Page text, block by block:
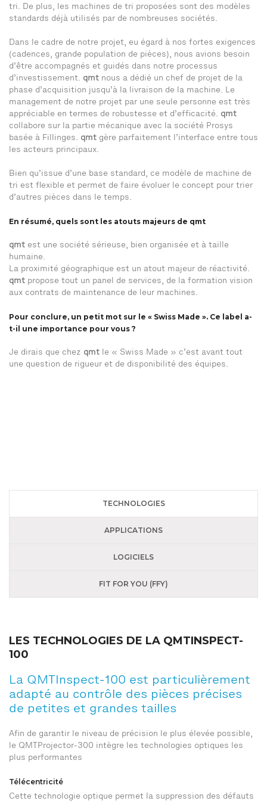
tri. De plus, les machines de tri proposées sont des modèles
standards déjà utilisés par de nombreuses sociétés.
Dans le cadre de notre projet, eu égard à nos fortes exigences
(cadences, grande population de pièces), nous avions besoin
d’être accompagnés et guidés dans notre processus
d’investissement. qmt nous a dédié un chef de projet de la
phase d’acquisition jusqu’à la livraison de la machine. Le
management de notre projet par une seule personne est très
appréciable en termes de robustesse et d’efficacité. qmt
collabore sur la partie mécanique avec la société Prosys
basée à Fillinges. qmt gère parfaitement l’interface entre tous
les acteurs principaux.
Bien qu’issue d’une base standard, ce modèle de machine de
tri est flexible et permet de faire évoluer le concept pour trier
d’autres pièces dans le temps.
En résumé, quels sont les atouts majeurs de qmt
qmt est une société sérieuse, bien organisée et à taille
humaine.
La proximité géographique est un atout majeur de réactivité.
qmt propose tout un panel de services, de la formation vision
aux contrats de maintenance de leur machines.
Pour conclure, un petit mot sur le « Swiss Made ». Ce label a-
t-il une importance pour vous ?
Je dirais que chez qmt
le « Swiss Made » c’est avant tout
une question de rigueur et de disponibilité des équipes.
TECHNOLOGIES
APPLICATIONS
LOGICIELS
FIT FOR YOU (FFY)
LES TECHNOLOGIES DE LA QMTINSPECT-
100
La QMTInspect-100 est particulièrement
adapté au contrôle des pièces précises
de petites et grandes tailles
Afin de garantir le niveau de précision le plus élevée possible,
le QMTProjector-300 intègre les technologies optiques les
plus performantes
Télécentricité
Cette technologie optique permet la suppression des défauts